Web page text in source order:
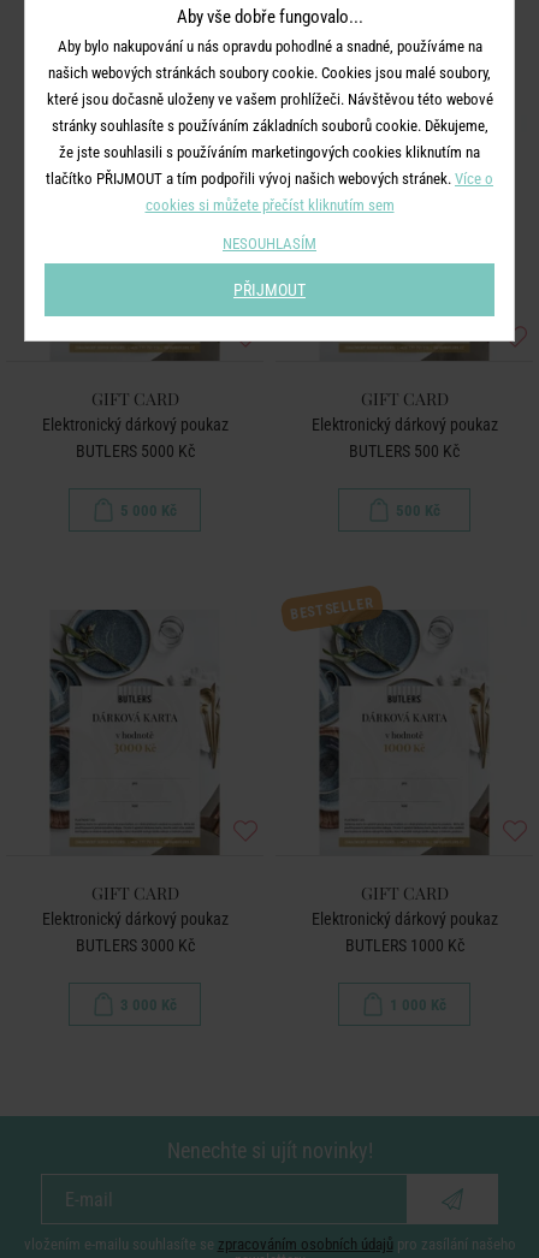
GIFT CARD
Elektronický dárkový poukaz
BUTLERS 5000 Kč
5 000 Kč
BESTSELLER
GIFT CARD
Elektronický dárkový poukaz
BUTLERS 500 Kč
500 Kč
GIFT CARD
Elektronický dárkový poukaz
BUTLERS 3000 Kč
3 000 Kč
BESTSELLER
GIFT CARD
Elektronický dárkový poukaz
BUTLERS 1000 Kč
1 000 Kč
Nenechte si ujít novinky!
vložením e-mailu souhlasíte se zpracováním osobních údajů pro zasílání našeho
Aby vše dobře fungovalo...
Aby bylo nakupování u nás opravdu pohodlné a snadné, používáme na
našich webových stránkách soubory cookie. Cookies jsou malé soubory,
které jsou dočasně uloženy ve vašem prohlížeči. Návštěvou této webové
stránky souhlasíte s používáním základních souborů cookie. Děkujeme,
že jste souhlasili s používáním marketingových cookies kliknutím na
tlačítko PŘIJMOUT a tím podpořili vývoj našich webových stránek. Více o
cookies si můžete přečíst kliknutím sem
NESOUHLASÍM
PŘIJMOUT